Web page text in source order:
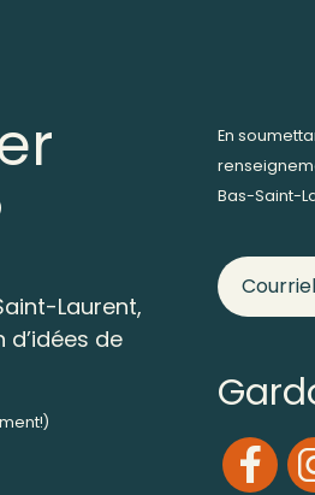
Laurent,
de
En
Bas-Saint-